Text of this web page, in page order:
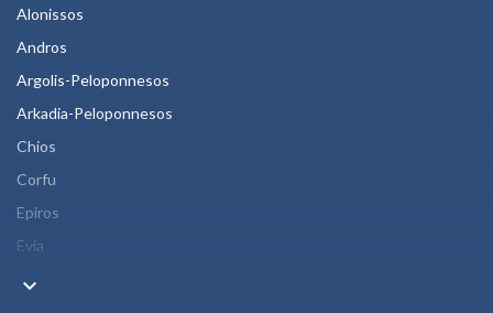
Alonissos
Andros
Argolis-Peloponnesos
Arkadia-Peloponnesos
Chios
Corfu
Epiros
Evia
keyboard_arrow_down